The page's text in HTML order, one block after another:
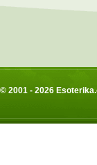
© 2001 - 2026